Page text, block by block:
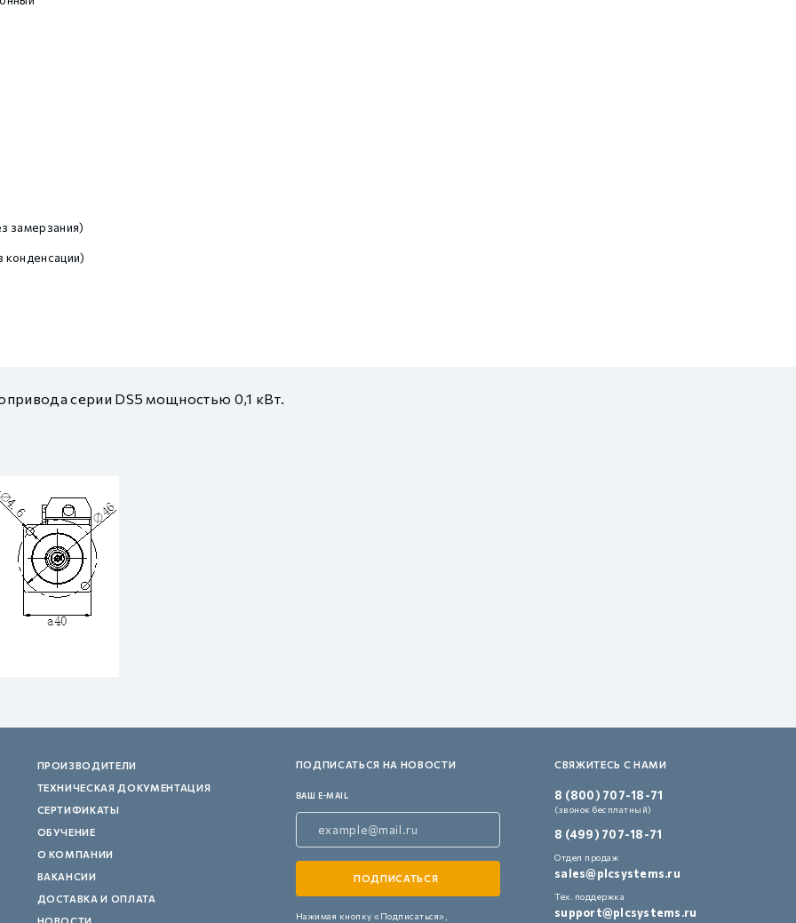
замерзания)
конденсации)
серии DS5 мощностью 0,1 кВт.
ПРОИЗВОДИТЕЛИ
ТЕХНИЧЕСКАЯ ДОКУМЕНТАЦИЯ
СЕРТИФИКАТЫ
ОБУЧЕНИЕ
О КОМПАНИИ
ВАКАНСИИ
ДОСТАВКА И ОПЛАТА
НОВОСТИ
ПОДПИСАТЬСЯ НА НОВОСТИ
ВАШ E-MAIL
Нажимая кнопку «Подписаться»,
СВЯЖИТЕСЬ С НАМИ
8 (800) 707-18-71
(звонок бесплатный)
8 (499) 707-18-71
Отдел продаж
sales@plcsystems.ru
Тех. поддержка
support@plcsystems.ru